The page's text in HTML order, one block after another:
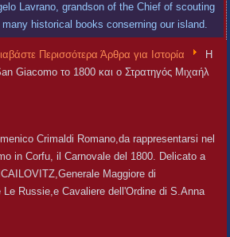
Lavrano, grandson of the Chief of scouting
historical books conserning our island.
Περισσότερα Άρθρα για Ιστορία
Η
Giacomo το 1800 και ο Στρατηγός Μιχαήλ
Crimaldi Romano,da rappresentarsi nel
in Corfu, il Carnovale del 1800. Delicato a
Maggiore di
Russie,e Cavaliere dell'Ordine di S.Anna